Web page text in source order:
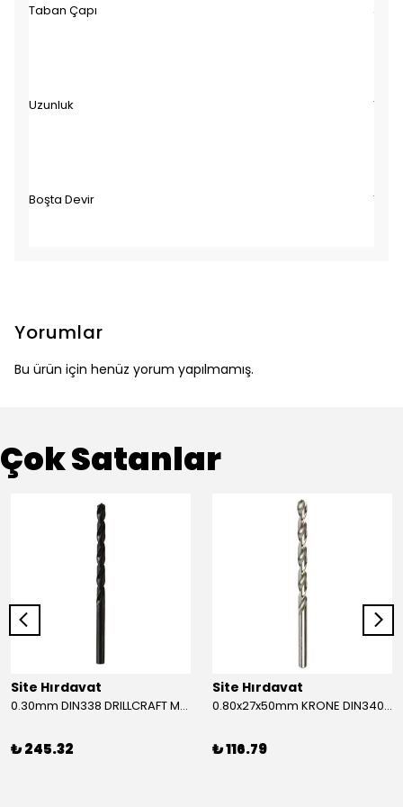
Taban Çapı 3"
Uzunluk 150"
Boşta Devir
Yorumlar
Bu ürün için henüz yorum yapılmamış.
Çok Satanlar
Site Hırdavat
0.30mm DIN338 DRILLCRAFT MATKAP UCU HSS 10 Adet
₺ 245.32
Site Hırdavat
0.80x27x50mm KRONE DIN340 UZUN MATKAP UCU HSS 10 Adet
₺ 116.79